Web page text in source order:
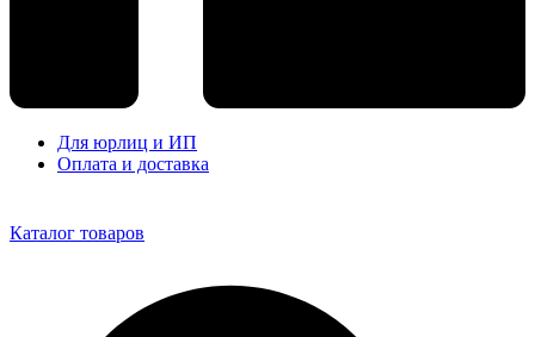
Для юрлиц и ИП
Оплата и доставка
Каталог товаров